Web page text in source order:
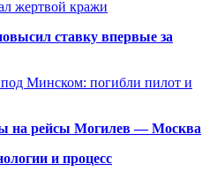
жертвой кражи
ставку впервые за
Минском: погибли пилот и
на рейсы Могилев — Москва
и процесс